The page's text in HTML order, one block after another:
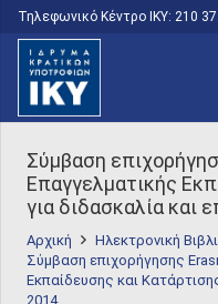
Τηλεφωνικό Κέντρο IKY: 210
Σύμβαση
Επαγγελματικής
για διδασκαλία και
Αρχική
Ηλεκτρονική
Σύμβαση επιχορήγησης
Εκπαίδευσης και
2014